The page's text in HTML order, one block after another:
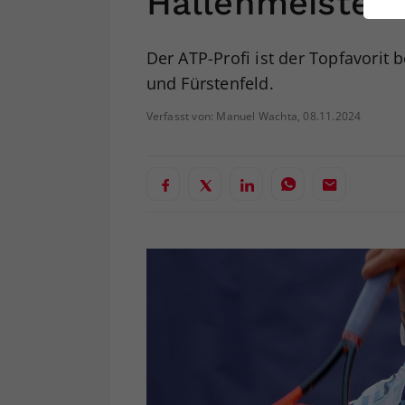
Der ATP-Profi ist der Topfavorit
und Fürstenfeld.
Verfasst von: Manuel Wachta, 08.11.2024